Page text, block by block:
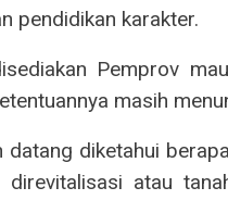
pendidikan karakter.
Pemprov
masih
datang diketahui
direvitalisasi atau